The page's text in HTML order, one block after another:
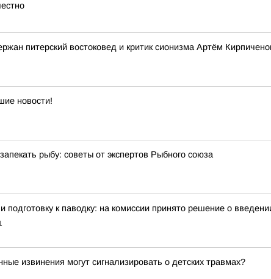
питерский востоковед и критик сионизма Артём
новости!
рыбу: советы от экспертов Рыбного союза
подготовку к паводку: на комиссии принято решение о
извинения могут сигнализировать о детских травмах?